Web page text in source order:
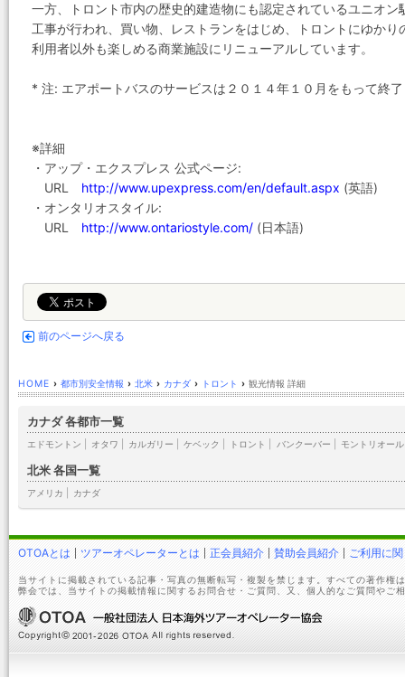
一方、トロント市内の歴史的建造物にも認定されているユニオ
工事が行われ、買い物、レストランをはじめ、トロントにゆか
利用者以外も楽しめる商業施設にリニューアルしています。
* 注: エアポートバスのサービスは２０１４年１０月をもって終
※詳細
・アップ・エクスプレス 公式ページ:
URL http://www.upexpress.com/en/default.aspx (英語)
・オンタリオスタイル:
URL http://www.ontariostyle.com/ (日本語)
前のページへ戻る
HOME › 都市別安全情報 › 北米 › カナダ › トロント › 観光情報 詳細
カナダ 各都市一覧
エドモントン オタワ カルガリー ケベック トロント バンクーバー モントリオール
北米 各国一覧
アメリカ カナダ
OTOAとは ツアーオペレーターとは 正会員紹介 賛助会員紹介 ご利用に
当サイトに掲載されている記事・写真の無断転写・複製を禁じます。すべての著作権
弊会では、当サイトの掲載情報に関するお問合せ・ご質問、又、個人的なご質問やご